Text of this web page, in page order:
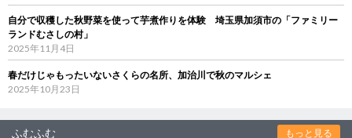
自分で収穫した秋野菜を使って芋煮作りを体験 埼玉県加須市の「ファミリー
ランドむさしの村」
2025年11月4日
春だけじゃもったいないさくらの名所、加治川で秋のマルシェ
2025年10月23日
ふむふむ もっと見る